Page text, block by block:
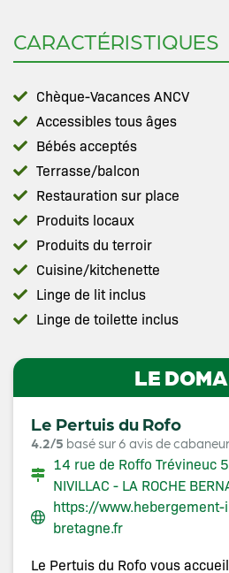
CARACTÉRISTIQUES
Chèque-Vacances ANCV
Accessibles tous âges
Bébés acceptés
Terrasse/balcon
Restauration sur place
Produits locaux
Produits du terroir
Cuisine/kitchenette
Linge de lit inclus
Linge de toilette inclus
LE
Le Pertuis du Rofo
4.2/5 basé sur 6 avis de
14 rue de Roffo Trévineuc
NIVILLAC - LA ROCHE
https://
bretagne.fr
Le Pertuis du Rofo vous